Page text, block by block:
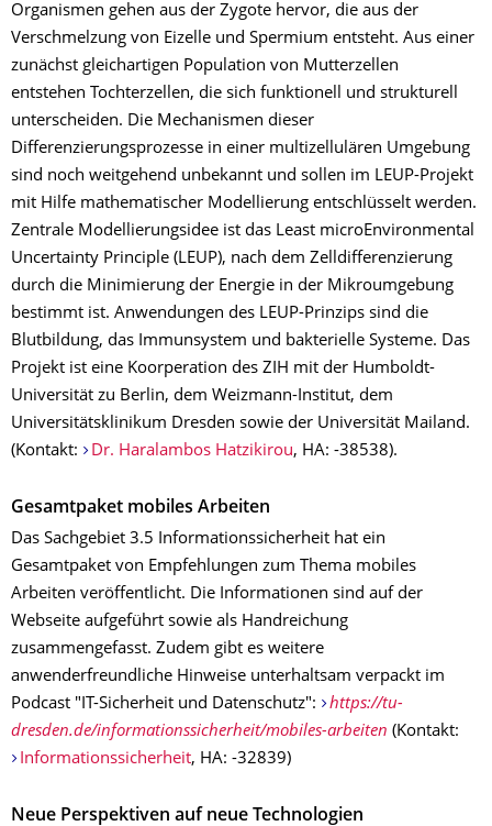
Organismen gehen aus der Zygote hervor, die aus der
Verschmelzung von Eizelle und Spermium entsteht. Aus einer
zunächst gleichartigen Population von Mutterzellen
entstehen Tochterzellen, die sich funktionell und strukturell
unterscheiden. Die Mechanismen dieser
Differenzierungsprozesse in einer multizellulären Umgebung
sind noch weitgehend unbekannt und sollen im LEUP-Projekt
mit Hilfe mathematischer Modellierung entschlüsselt werden.
Zentrale Modellierungsidee ist das Least microEnvironmental
Uncertainty Principle (LEUP), nach dem Zelldifferenzierung
durch die Minimierung der Energie in der Mikroumgebung
bestimmt ist. Anwendungen des LEUP-Prinzips sind die
Blutbildung, das Immunsystem und bakterielle Systeme. Das
Projekt ist eine Koorperation des ZIH mit der Humboldt-
Universität zu Berlin, dem Weizmann-Institut, dem
Universitätsklinikum Dresden sowie der Universität Mailand.
(Kontakt:
Dr. Haralambos Hatzikirou, HA: -38538).
Gesamtpaket mobiles Arbeiten
Das Sachgebiet 3.5 Informationssicherheit hat ein
Gesamtpaket von Empfehlungen zum Thema mobiles
Arbeiten veröffentlicht. Die Informationen sind auf der
Webseite aufgeführt sowie als Handreichung
zusammengefasst. Zudem gibt es weitere
anwenderfreundliche Hinweise unterhaltsam verpackt im
Podcast "IT-Sicherheit und Datenschutz":
https://tu-
dresden.de/informationssicherheit/mobiles-arbeiten (Kontakt:
Informationssicherheit, HA: -32839)
Neue Perspektiven auf neue Technologien